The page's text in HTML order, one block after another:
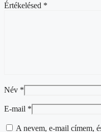
Értékelésed *
Név *
E-mail *
A nevem, e-mail címem,